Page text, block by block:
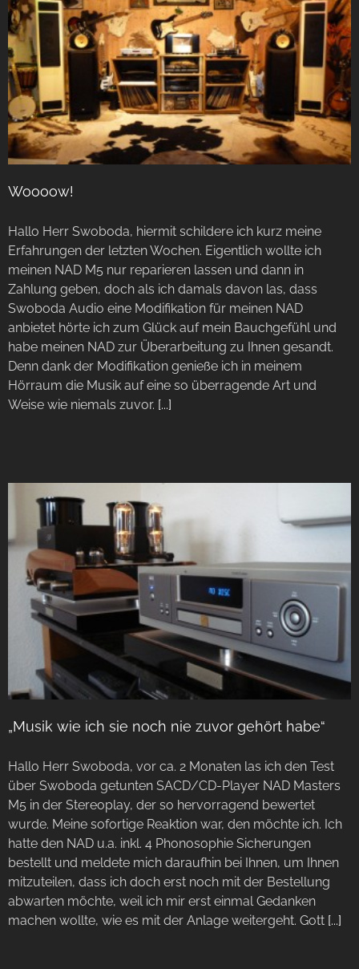
Woooow!
Hallo Herr Swoboda, hiermit schildere ich kurz meine
Erfahrungen der letzten Wochen. Eigentlich wollte ich
meinen NAD M5 nur reparieren lassen und dann in
Zahlung geben, doch als ich damals davon las, dass
Swoboda Audio eine Modifikation für meinen NAD
anbietet hörte ich zum Glück auf mein Bauchgefühl und
habe meinen NAD zur Überarbeitung zu Ihnen gesandt.
Denn dank der Modifikation genieße ich in meinem
Hörraum die Musik auf eine so überragende Art und
Weise wie niemals zuvor. [...]
„Musik wie ich sie noch nie zuvor gehört habe“
Hallo Herr Swoboda, vor ca. 2 Monaten las ich den Test
über Swoboda getunten SACD/CD-Player NAD Masters
M5 in der Stereoplay, der so hervorragend bewertet
wurde. Meine sofortige Reaktion war, den möchte ich. Ich
hatte den NAD u.a. inkl. 4 Phonosophie Sicherungen
bestellt und meldete mich daraufhin bei Ihnen, um Ihnen
mitzuteilen, dass ich doch erst noch mit der Bestellung
abwarten möchte, weil ich mir erst einmal Gedanken
machen wollte, wie es mit der Anlage weitergeht. Gott [...]